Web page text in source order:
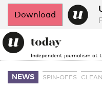
Download
Independent journalism at
NEWS SPIN-OFFS